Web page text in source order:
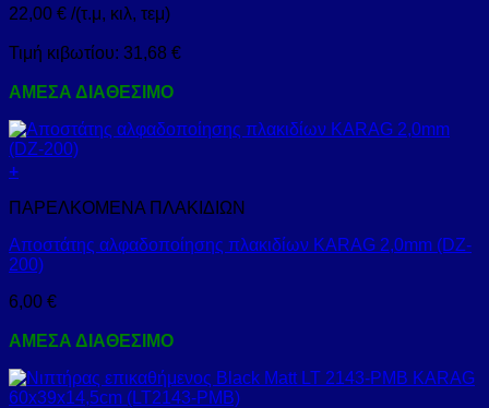
22,00 € /(τ.μ, κιλ, τεμ)
Τιμή κιβωτίου: 31,68 €
ΑΜΕΣΑ ΔΙΑΘΕΣΙΜΟ
+
ΠΑΡΕΛΚΟΜΕΝΑ ΠΛΑΚΙΔΙΩΝ
Αποστάτης αλφαδοποίησης πλακιδίων KARAG 2,0mm (DZ-
200)
6,00 €
ΑΜΕΣΑ ΔΙΑΘΕΣΙΜΟ